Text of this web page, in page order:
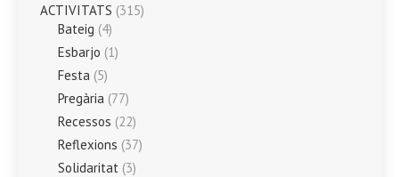
ACTIVITATS (315)
Bateig (4)
Esbarjo (1)
Festa (5)
Pregària (77)
Recessos (22)
Reflexions (37)
Solidaritat (3)